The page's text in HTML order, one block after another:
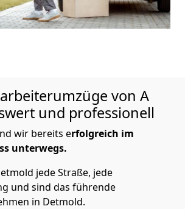
von A
und professionell
wir bereits erfolgreich im
unterwegs.
jede Straße, jede
und sind das führende
in Detmold.